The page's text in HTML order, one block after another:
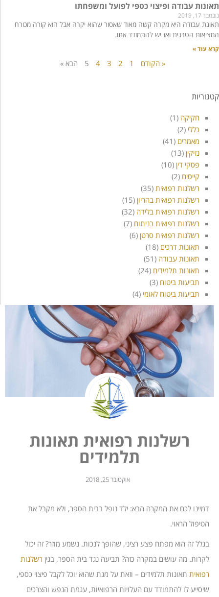
תאונות עבודה ופיצוי כספי לפועל ומשפחתו
נובמבר 17, 2019
תאונת עבודה היא מקרה קשה מאוד שאסור שהוא יקרה אבל הוא קורה מכורח
המציאות הטרגית ואז יש להתמודד אתו.
קרא עוד »
« הקודם 1
2
3
4
5 הבא »
קטגוריות
חקיקה (1)
כללי (2)
מאמרים (41)
נזיקין (13)
פסקי דין (10)
קייסים (2)
רשלנות רפואית (35)
רשלנות רפואית בהריון (15)
רשלנות רפואית בלידה (32)
רשלנות רפואית בניתוח (7)
רשלנות רפואית סרטן (6)
תאונות דרכים (18)
תאונות עבודה (51)
תאונות תלמידים (24)
תביעות ביטוח (3)
תביעות ביטוח לאומי (4)
רשלנות רפואית תאונות
תלמידים
אוקטובר 25, 2018
דמיינו לכם את המקרה הבא: ילד נופל בבית הספר, ולא מקבל את
הטיפול הראוי.
בגלל זה הוא מפתח פצע רציני, שהופך לנכות. נשמע מוזר? זה יכול
לקרות. מה עושים במקרה כזה? תביעה נגד בית הספר, בגין רשלנות
רפואית תאונות תלמידים – וזאת על מנת שהוא יוכל לקבל פיצוי כספי,
שיסייע לו להתמודד עם העלויות הרפואיות, עגמת הנפש והצרכים